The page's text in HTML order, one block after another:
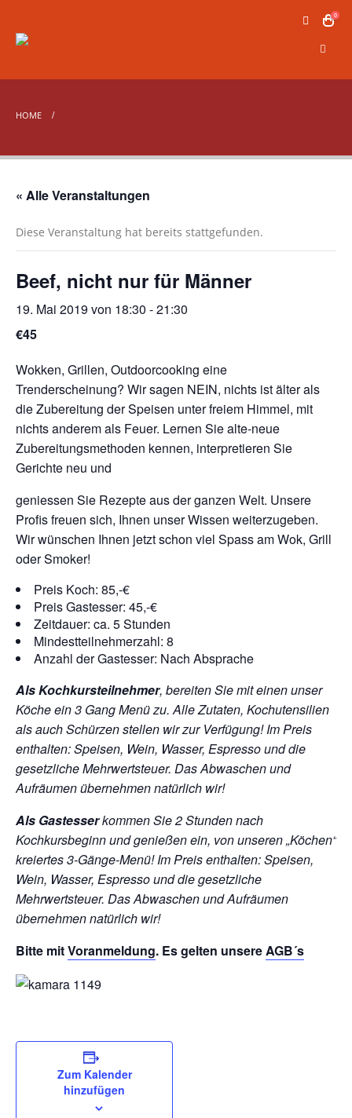
0
HOME
« Alle Veranstaltungen
Diese Veranstaltung hat bereits stattgefunden.
Beef, nicht nur für Männer
19. Mai 2019 von 18:30 -21:30
€45
Wokken, Grillen, Outdoorcooking eine
Trenderscheinung? Wir sagen NEIN, nichts ist älter als
die Zubereitung der Speisen unter freiem Himmel, mit
nichts anderem als Feuer. Lernen Sie alte-neue
Zubereitungsmethoden kennen, interpretieren Sie
Gerichte neu und
geniessen Sie Rezepte aus der ganzen Welt. Unsere
Profis freuen sich, Ihnen unser Wissen weiterzugeben.
Wir wünschen Ihnen jetzt schon viel Spass am Wok, Grill
oder Smoker!
Preis Koch: 85,-€
Preis Gastesser: 45,-€
Zeitdauer: ca. 5 Stunden
Mindestteilnehmerzahl: 8
Anzahl der Gastesser: Nach Absprache
Als Kochkursteilnehmer, bereiten Sie mit einen unser
Köche ein 3 Gang Menü zu. Alle Zutaten, Kochutensilien
als auch Schürzen stellen wir zur Verfügung!Im Preis
enthalten: Speisen, Wein, Wasser, Espresso und die
gesetzliche Mehrwertsteuer. Das Abwaschen und
Aufräumen übernehmen natürlich wir!
Als Gastesserkommen Sie 2 Stunden nach
Kochkursbeginn und genießen ein, von unseren „Köchen“
kreiertes 3-Gänge-Menü!Im Preis enthalten: Speisen,
Wein, Wasser, Espresso und die gesetzliche
Mehrwertsteuer. Das Abwaschen und Aufräumen
übernehmen natürlich wir!
Bitte mitVoranmeldung. Es gelten unsereAGB´s
Zum Kalender
hinzufügen